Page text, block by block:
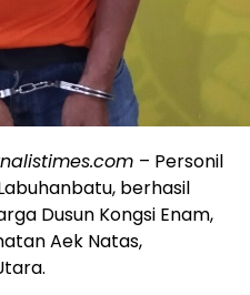
– Personil
berhasil
Dusun Kongsi Enam,
Aek Natas,